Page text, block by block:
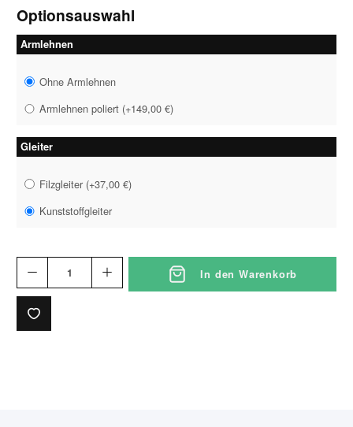
Optionsauswahl
Armlehnen
Ohne Armlehnen
Armlehnen poliert (+149,00 €)
Gleiter
Filzgleiter (+37,00 €)
Kunststoffgleiter
In den Warenkorb